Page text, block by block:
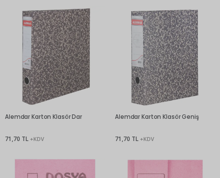
Alemdar Karton Klasör Dar
71,70 TL +KDV
Alemdar Karton Klasör Geniş
71,70 TL +KDV